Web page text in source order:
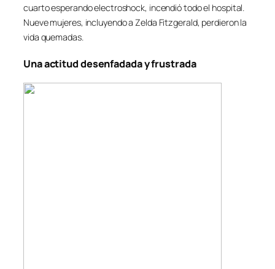
cuarto esperando electroshock, incendió todo el hospital.
Nueve mujeres, incluyendo a Zelda Fitzgerald, perdieron la
vida quemadas.
Una actitud desenfadada y frustrada